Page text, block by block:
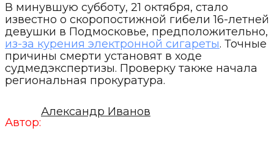
В минувшую субботу, 21 октября, стало
известно о скоропостижной гибели 16-летней
девушки в Подмосковье, предположительно,
из-за курения электронной сигареты. Точные
причины смерти установят в ходе
судмедэкспертизы. Проверку также начала
региональная прокуратура.
Автор:
Александр Иванов